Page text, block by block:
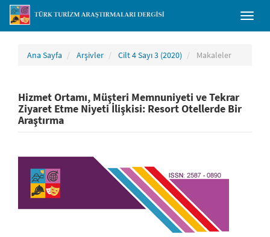
##plugins.themes.bootstrap3.accessible_menu.main_navigation##
##plugins.themes.bootstrap3.accessible_menu.main_content##
##plugins.themes.bootstrap3.accessible_menu.sidebar##
Toggle
Ana Sayfa Arşivler Cilt 4 Sayı 3 (2020) Makaleler
Hizmet Ortamı, Müşteri Memnuniyeti ve Tekrar
Ziyaret Etme Niyeti İlişkisi: Resort Otellerde Bir
Araştırma